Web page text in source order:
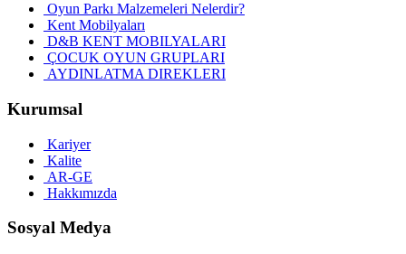
Oyun Parkı Malzemeleri Nelerdir?
Kent Mobilyaları
D&B KENT MOBILYALARI
ÇOCUK OYUN GRUPLARI
AYDINLATMA DIREKLERI
Kurumsal
Kariyer
Kalite
AR-GE
Hakkımızda
Sosyal Medya